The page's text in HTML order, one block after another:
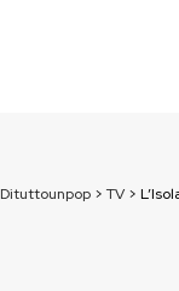
Dituttounpop> TV>